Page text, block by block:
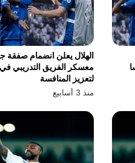
الهلال يعلن انضمام صفقة
معسكر الفريق التدريبي في
لتعزيز المنافسة
منذ 3 أسابيع